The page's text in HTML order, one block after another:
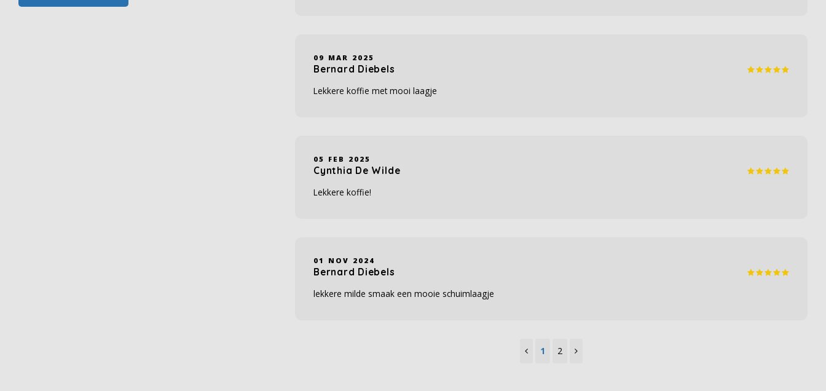
09 MAR 2025
Bernard Diebels
Lekkere koffie met mooi laagje
05 FEB 2025
Cynthia De Wilde
Lekkere koffie!
01 NOV 2024
Bernard Diebels
lekkere milde smaak een mooie schuimlaagje
1 2